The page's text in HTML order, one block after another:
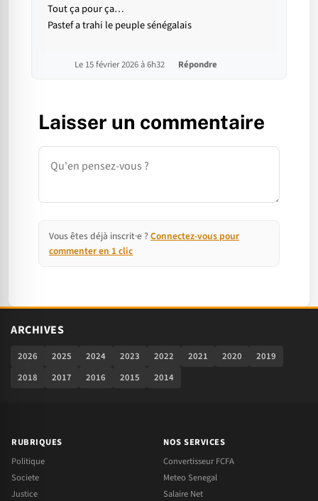
Tout ça pour ça…
Pastef a trahi le peuple sénégalais
Le 15 février 2026 à 6h32 Répondre
Laisser un commentaire
Commentaire
Vous êtes déjà inscrit·e ? Connectez-vous pour
commenter en 1 clic
ARCHIVES
2026 2025 2024 2023 2022 2021 2020
2019
2018
2017 2016 2015 2014
RUBRIQUES
Politique
Societe
Justice
NOS SERVICES
Convertisseur FCFA
Meteo Senegal
Salaire Net